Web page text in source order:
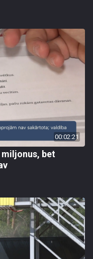
00:02:21
bet